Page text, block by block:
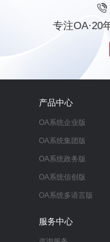
专注OA·20
产品中心
OA系统企业版
OA系统集团版
OA系统政务版
OA系统信创版
OA系统多语言版
服务中心